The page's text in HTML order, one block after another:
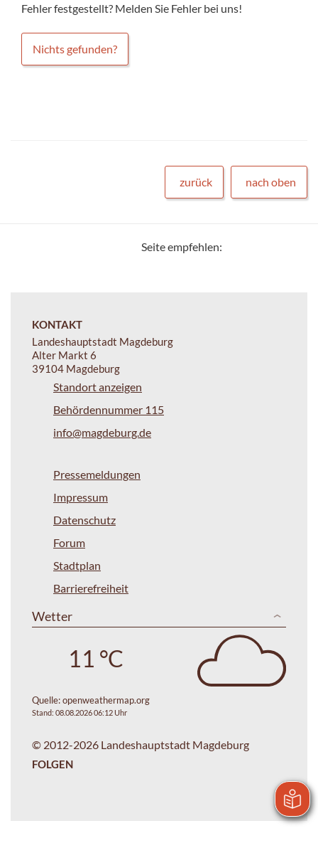
Fehler festgestellt? Melden Sie Fehler bei uns!
Nichts gefunden?
zurück nach oben
Seite empfehlen:
KONTAKT
Landeshauptstadt Magdeburg
Alter Markt 6
39104 Magdeburg
Standort anzeigen
Behördennummer 115
info@magdeburg.de
Pressemeldungen
Impressum
Datenschutz
Forum
Stadtplan
Barrierefreiheit
Wetter
11 °C
Quelle:openweathermap.org
Stand: 08.08.2026 06:12 Uhr
© 2012-2026 Landeshauptstadt Magdeburg
FOLGEN